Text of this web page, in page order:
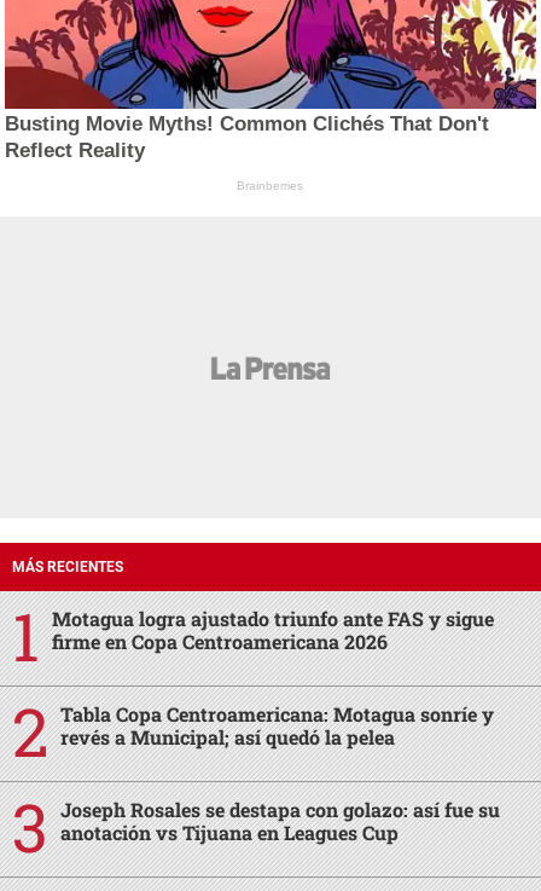
Busting Movie Myths! Common Clichés That Don't
Reflect Reality
Brainberries
MÁS RECIENTES
Motagua logra ajustado triunfo ante FAS y sigue
firme en Copa Centroamericana 2026
Tabla Copa Centroamericana: Motagua sonríe y
revés a Municipal; así quedó la pelea
Joseph Rosales se destapa con golazo: así fue su
anotación vs Tijuana en Leagues Cup